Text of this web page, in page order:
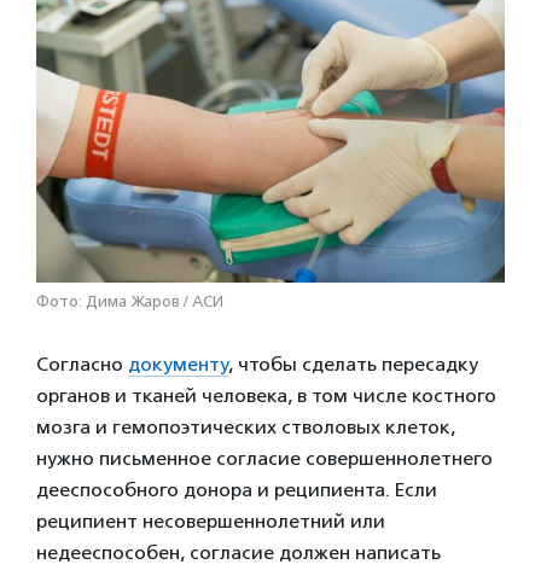
Фото: Дима Жаров / АСИ
Согласно документу, чтобы сделать пересадку
органов и тканей человека, в том числе костного
мозга и гемопоэтических стволовых клеток,
нужно письменное согласие совершеннолетнего
дееспособного донора и реципиента. Если
реципиент несовершеннолетний или
недееспособен, согласие должен написать